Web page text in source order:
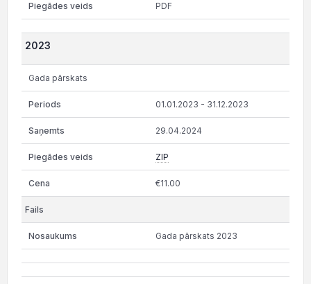
PDF
2023
Gada pārskats
01.01.2023 - 31.12.2023
29.04.2024
ZIP
€11.00
Gada pārskats 2023